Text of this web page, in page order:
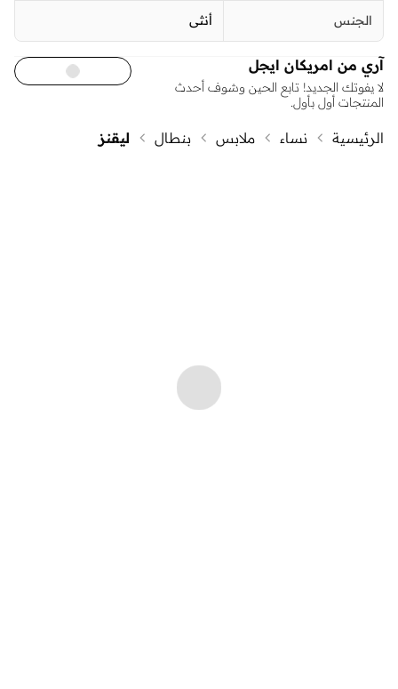
الجنس أنثى
آري من امريكان ايجل
لا يفوتك الجديد! تابع الحين وشوف أحدث
المنتجات أول بأول.
الرئيسية نساء ملابس بنطال ليقنز